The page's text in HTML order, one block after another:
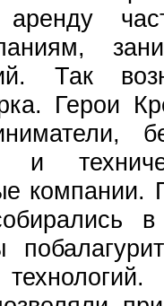
Так
Герои
и
компании.